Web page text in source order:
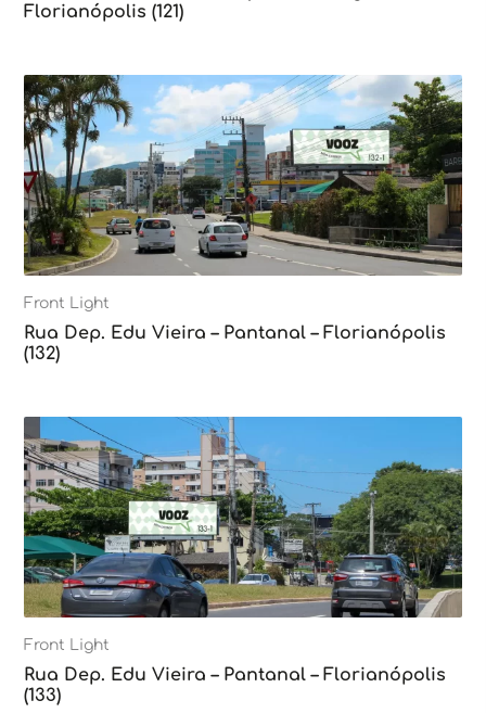
Florianópolis (121)
Front Light
Rua Dep. Edu Vieira – Pantanal – Florianópolis
(132)
Front Light
Rua Dep. Edu Vieira – Pantanal – Florianópolis
(133)